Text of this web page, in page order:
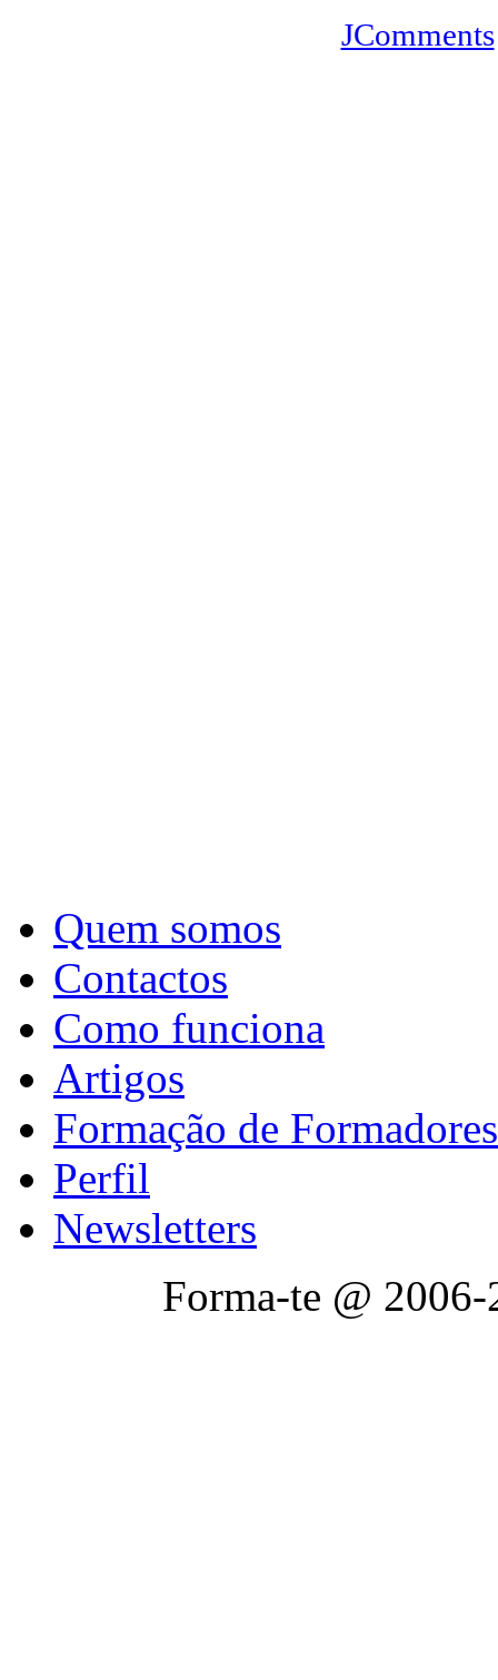
JComments
Quem somos
Contactos
Como funciona
Artigos
Formação de Formadores
Perfil
Newsletters
Forma-te @